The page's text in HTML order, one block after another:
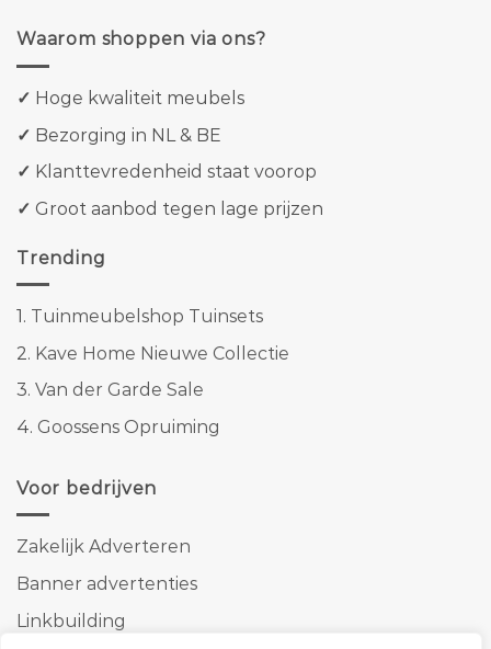
Waarom shoppen via ons?
✓ Hoge kwaliteit meubels
✓ Bezorging in NL & BE
✓ Klanttevredenheid staat voorop
✓ Groot aanbod tegen lage prijzen
Trending
1. Tuinmeubelshop Tuinsets
2. Kave Home Nieuwe Collectie
3. Van der Garde Sale
4. Goossens Opruiming
Voor bedrijven
Zakelijk Adverteren
Banner advertenties
Linkbuilding